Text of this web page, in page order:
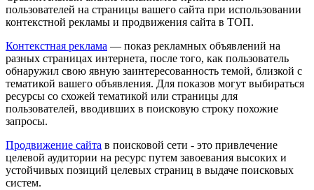
пользователей на страницы вашего сайта при использовании
контекстной рекламы и продвижения сайта в ТОП.
Контекстная реклама — показ рекламных объявлений на
разных страницах интернета, после того, как пользователь
обнаружил свою явную заинтересованность темой, близкой с
тематикой вашего объявления. Для показов могут выбираться
ресурсы со схожей тематикой или страницы для
пользователей, вводивших в поисковую строку похожие
запросы.
Продвижение сайта в поисковой сети - это привлечение
целевой аудитории на ресурс путем завоевания высоких и
устойчивых позиций целевых страниц в выдаче поисковых
систем.